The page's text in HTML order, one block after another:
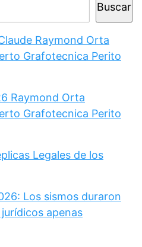
Buscar
Raymond Orta
Grafotecnica Perito
Raymond Orta
Grafotecnica Perito
Legales de los
Los sismos duraron
apenas